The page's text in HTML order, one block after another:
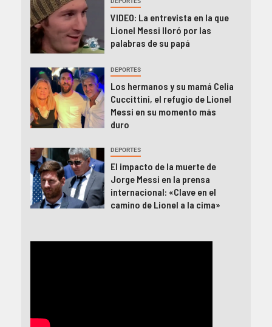
VIDEO: La entrevista en la que
Lionel Messi lloró por las
palabras de su papá
DEPORTES
Los hermanos y su mamá Celia
Cuccittini, el refugio de Lionel
Messi en su momento más
duro
DEPORTES
El impacto de la muerte de
Jorge Messi en la prensa
internacional: «Clave en el
camino de Lionel a la cima»